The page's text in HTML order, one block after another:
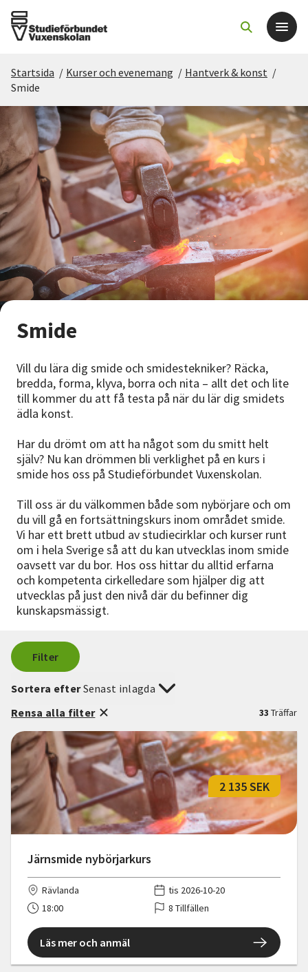
Det här gör vi
För dig som
Sök kurser och evenemang
Om SV
Starta studiecirkel
Cirkelledare
Lyssna
Startsida / Kurser och evenemang / Hantverk & konst /
Smide
Smide
Vill du lära dig smide och smidestekniker? Räcka,
bredda, forma, klyva, borra och nita – allt det och lite
till kommer du att få testa på när du lär dig smidets
ädla konst.
Har du drömt om att ha något som du smitt helt
själv? Nu kan drömmen bli verklighet på en kurs i
smide hos oss på Studieförbundet Vuxenskolan.
Till oss är du välkommen både som nybörjare och om
du vill gå en fortsättningskurs inom området smide.
Vi har ett brett utbud av studiecirklar och kurser runt
om i hela Sverige så att du kan utvecklas inom smide
oavsett var du bor. Hos oss hittar du alltid erfarna
och kompetenta cirkelledare som hjälper dig att
utvecklas på just den nivå där du befinner dig
kunskapsmässigt.
Filter
33 Träffar
Sortera efterSenast inlagda
Rensa alla filter
Järnsmide nybörjarkurs
2 135 SEK
Rävlanda
tis 2026-10-20
18:00
8 Tillfällen
Läs mer och anmäl